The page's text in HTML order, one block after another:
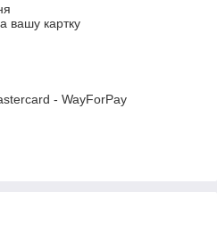
вашу картку
- WayForPay